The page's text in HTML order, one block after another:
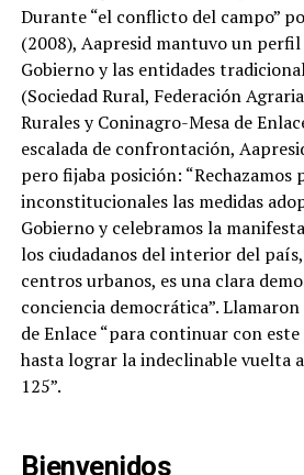
Durante “el conflicto del campo”
(2008), Aapresid mantuvo un
Gobierno y las entidades
(Sociedad Rural, Federación
Rurales y Coninagro-Mesa de
escalada de confrontación,
pero fijaba posición: “Rechazamos
inconstitucionales las medidas
Gobierno y celebramos la
los ciudadanos del interior del
centros urbanos, es una clara
conciencia democrática”. Llamaron
de Enlace “para continuar con
hasta lograr la indeclinable vuelta
125”.
Bienvenidos